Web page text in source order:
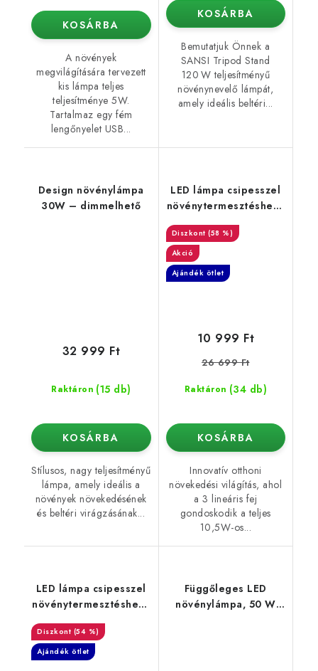
KOSÁRBA
A növények
megvilágítására tervezett
kis lámpa teljes
teljesítménye 5W.
Tartalmaz egy fém
lengőnyelet USB...
KOSÁRBA
Bemutatjuk Önnek a
SANSI Tripod Stand
120 W teljesítményű
növénynevelő lámpát,
amely ideális beltéri...
Design növénylámpa
30W – dimmelhető
Raktáron (15 db)
32 999 Ft
KOSÁRBA
Stílusos, nagy teljesítményű
lámpa, amely ideális a
növények növekedésének
és beltéri virágzásának...
LED lámpa csipesszel
növénytermesztéshez -
3 kar
(58 %)
Akció
Ajándék ötlet
Raktáron (34 db)
10 999 Ft
26 699 Ft
KOSÁRBA
Innovatív otthoni
növekedési világítás, ahol
a 3 lineáris fej
gondoskodik a teljes
10,5W-os...
LED lámpa csipesszel
növénytermesztéshez -
(54 %)
Ajándék ötlet
Függőleges LED
növénylámpa, 50 W